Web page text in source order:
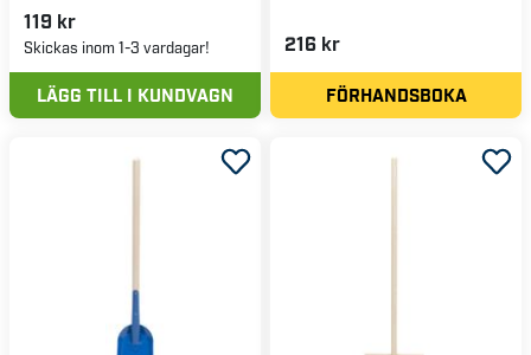
119 kr
Skickas inom 1-3 vardagar!
LÄGG TILL I KUNDVAGN
216 kr
FÖRHANDSBOKA